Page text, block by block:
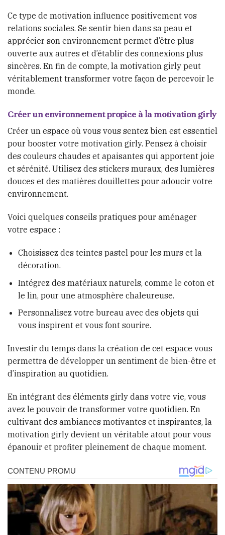
Ce type de motivation influence positivement vos
relations sociales. Se sentir bien dans sa peau et
apprécier son environnement permet d’être plus
ouverte aux autres et d’établir des connexions plus
sincères. En fin de compte, la motivation girly peut
véritablement transformer votre façon de percevoir le
monde.
Créer un environnement propice à la motivation girly
Créer un espace où vous vous sentez bien est essentiel
pour booster votre motivation girly. Pensez à choisir
des couleurs chaudes et apaisantes qui apportent joie
et sérénité. Utilisez des stickers muraux, des lumières
douces et des matières douillettes pour adoucir votre
environnement.
Voici quelques conseils pratiques pour aménager
votre espace :
Choisissez des teintes pastel pour les murs et la
décoration.
Intégrez des matériaux naturels, comme le coton et
le lin, pour une atmosphère chaleureuse.
Personnalisez votre bureau avec des objets qui
vous inspirent et vous font sourire.
Investir du temps dans la création de cet espace vous
permettra de développer un sentiment de bien-être et
d’inspiration au quotidien.
En intégrant des éléments girly dans votre vie, vous
avez le pouvoir de transformer votre quotidien. En
cultivant des ambiances motivantes et inspirantes, la
motivation girly devient un véritable atout pour vous
épanouir et profiter pleinement de chaque moment.